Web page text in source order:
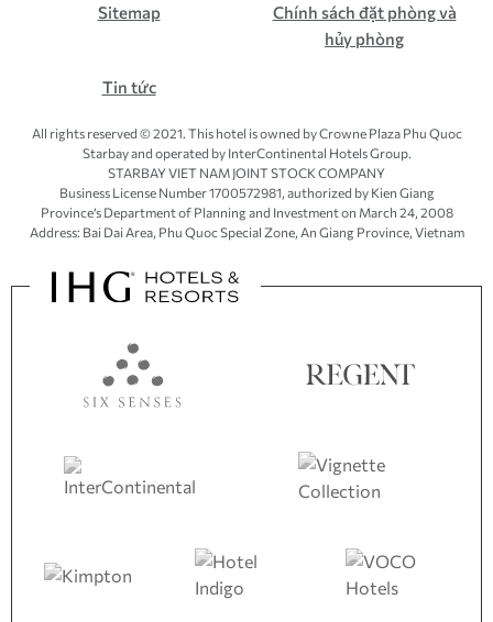
Sitemap
Chính sách đặt phòng và
hủy phòng
Tin tức
All rights reserved © 2021. This hotel is owned by Crowne Plaza Phu Quoc
Starbay and operated by InterContinental Hotels Group.
STARBAY VIET NAM JOINT STOCK COMPANY
Business License Number 1700572981, authorized by Kien Giang
Province’s Department of Planning and Investmenton March 24, 2008
Address: Bai Dai Area, Phu Quoc Special Zone, An Giang Province, Vietnam